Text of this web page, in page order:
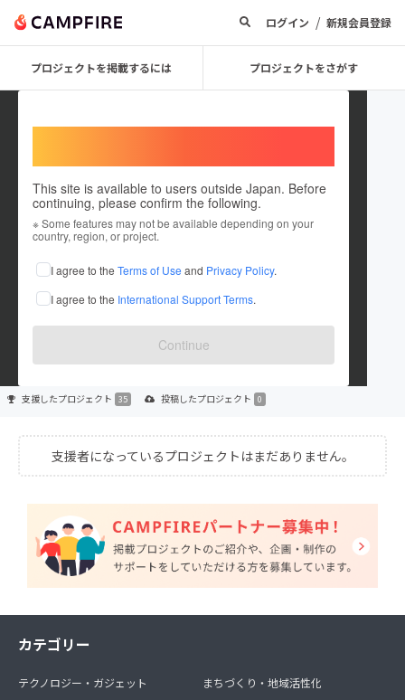
ログイン / 新規会員登録
プロジェクトを掲載するには プロジェクトをさがす
This site is available to users outside Japan. Before
continuing, please confirm the following.
※ Some features may not be available depending on your
country, region, or project.
I agree to the Terms of Use and Privacy Policy.
I agree to the International Support Terms.
Continue
Tomoco Inaka
これまでに35回支援しています
在住国：日本 現在地：鳥取県
出身国：日本 出身地：鳥取県
支援したプロジェクト 35 投稿したプロジェクト 0
支援者になっているプロジェクトはまだありません。
カテゴリー
テクノロジー・ガジェット
まちづくり・地域活性化